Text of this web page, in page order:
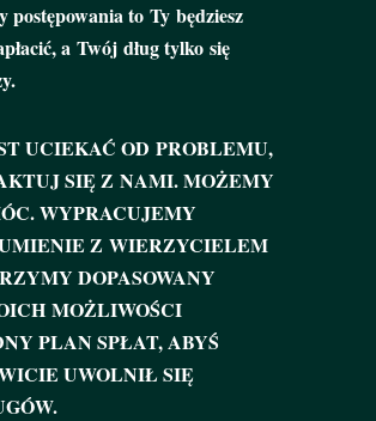
postępowania to Ty będziesz
a Twój dług tylko się
UCIEKAĆ OD PROBLEMU,
SIĘ Z NAMI. MOŻEMY
WYPRACUJEMY
Z WIERZYCIELEM
DOPASOWANY
MOŻLIWOŚCI
PLAN SPŁAT, ABYŚ
UWOLNIŁ SIĘ